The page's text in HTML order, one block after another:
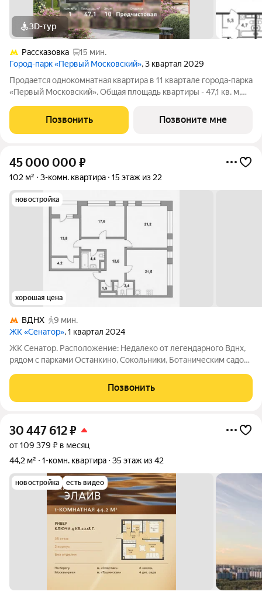
3D-тур
Рассказовка
15 мин.
Город-парк «Первый Московский», 3 квартал 2029
Продается однокомнатная квартира в 11 квартале города-парка
«Первый Московский». Общая площадь квартиры - 47,1 кв. м,
квартал 2029 года. Тип дома - монолитный. ТОЛЬКО ДО 31
АВГУСТА выгодные
Позвонить Позвоните мне
45 000 000 ₽
102 м² 3-комн. квартира 15 этаж из 22
новостройка
хорошая цена
ВДНХ
9 мин.
ЖК «Сенатор», 1 квартал 2024
ЖК Сенатор. Расположение: Недалеко от легендарного Вднх,
рядом с парками Останкино, Сокольники, Ботаническим садом.
метро Вднх 850 м, до центра 10 минут на автомобиле.
Удобный прямой выезд на
Позвонить
30 447 612₽
от 109 379 ₽ в месяц
44,2 м²
1-комн. квартира 35 этаж из 42
новостройка есть видео